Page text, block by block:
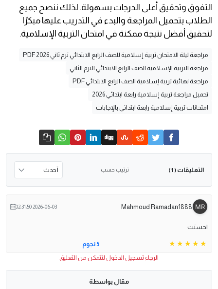
التفوق وتحقيق أعلى الدرجات بسهولة. لذلك ننصح جميع
الطلاب بتحميل المراجعة والبدء في التدريب عليها مبكرًا
لتحقيق أفضل نتيجة ممكنة في امتحان التربية الإسلامية.
مراجعة ليلة الامتحان تربية إسلامية للصف الرابع الابتدائي ترم ثاني 2026 PDF
مراجعة التربية الإسلامية الصف الرابع الابتدائي الترم الثاني
مراجعة نهائية تربية إسلامية الصف الرابع الابتدائي PDF
تحميل مراجعة تربية إسلامية رابعة ابتدائي 2026
امتحانات تربية إسلامية رابعة ابتدائي بالإجابات
التعليقات ( 1 ) ترتيب حسب
Mahmoud Ramadan1888
2026-06-03 02:31:50
احسنت
5 نجوم
الرجاء تسجيل الدخول لتتمكن من التعليق
مقال بواسطة